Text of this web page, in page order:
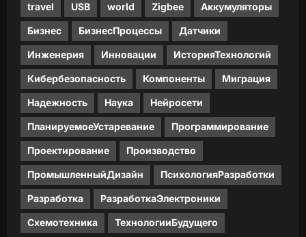
travel USB world Zigbee Аккумуляторы
Бизнес БизнесПроцессы Датчики
Инженерия Инновации ИсторияТехнологий
Кибербезопасность Компоненты Миграция
Надежность Наука Нейросети
ПланируемоеУстаревание Программирование
Проектирование Производство
ПромышленныйДизайн ПсихологияРазработки
Разработка РазработкаЭлектроники
Схемотехника ТехнологииБудущего